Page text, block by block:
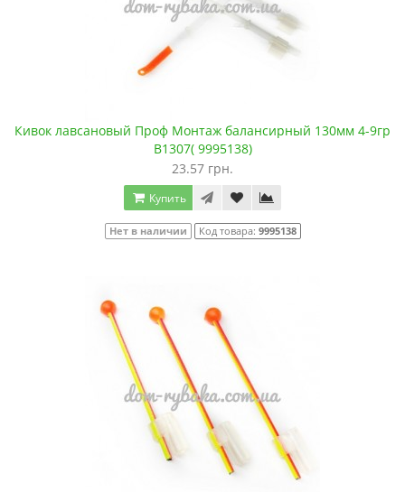
Кивок лавсановый Проф Монтаж балансирный 130мм 4-9гр
В1307( 9995138)
23.57 грн.
Купить
Нет в наличии Код товара: 9995138